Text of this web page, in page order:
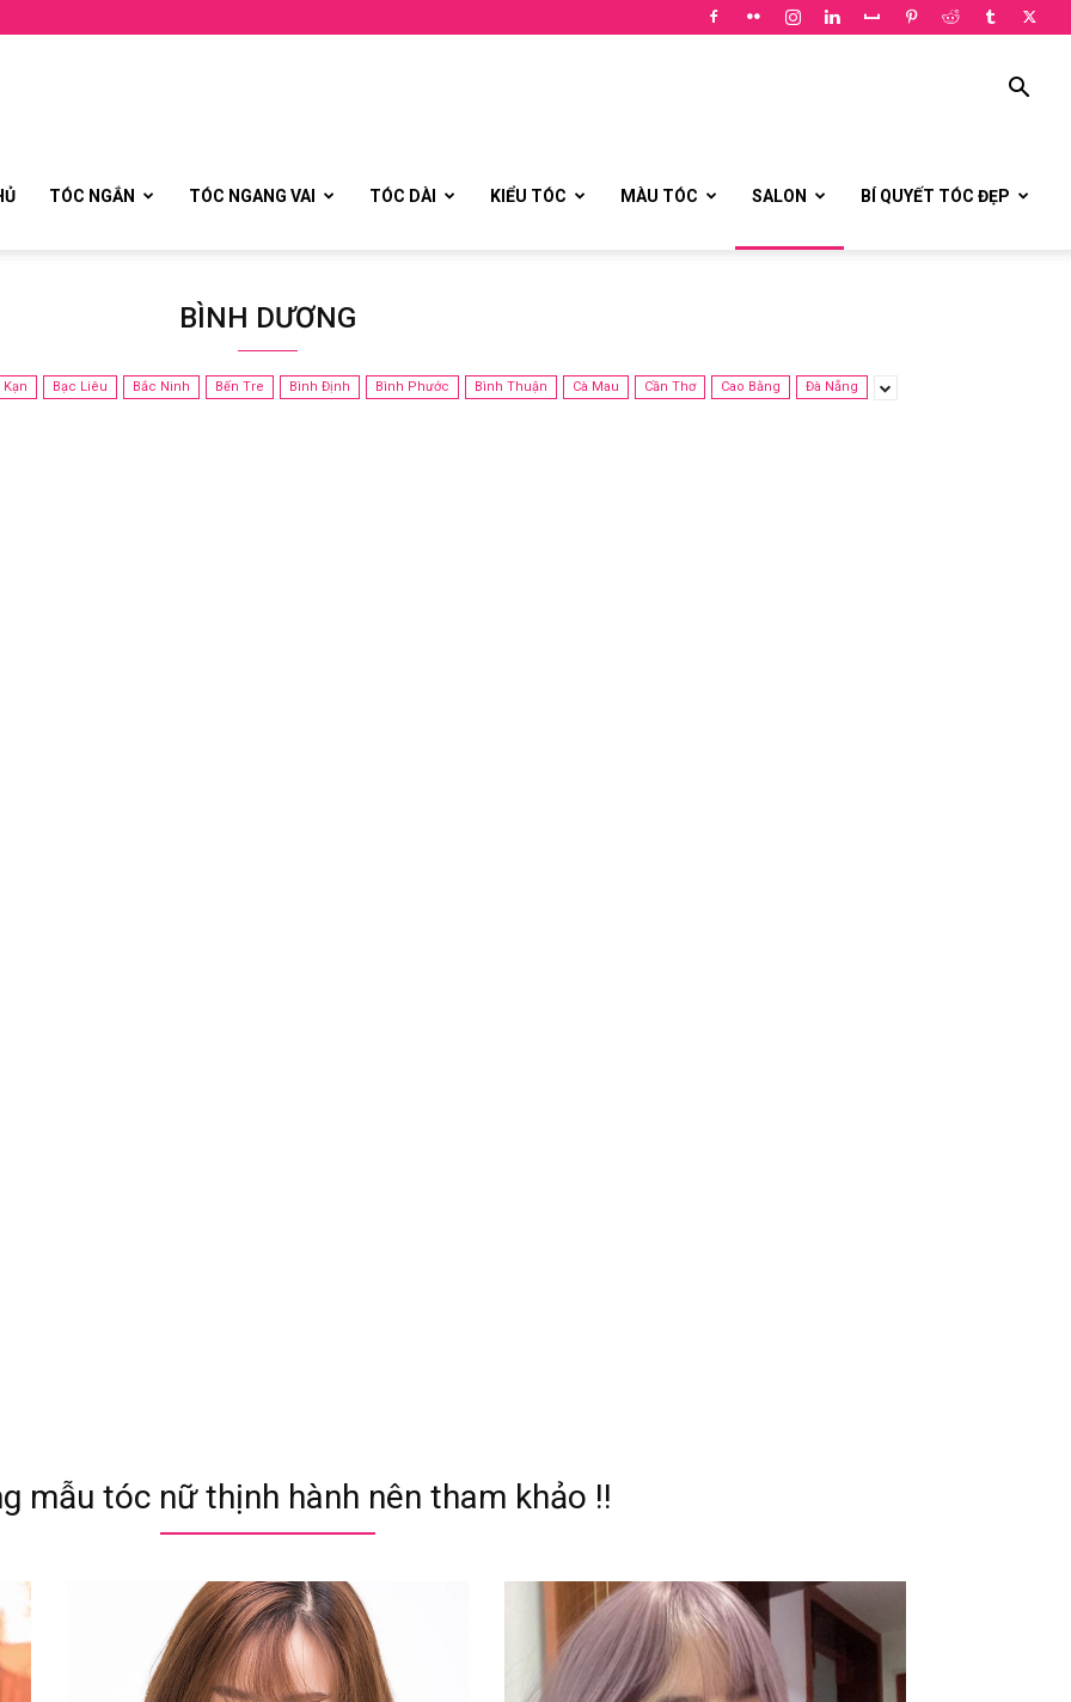
TÓC NGẮN TÓC NGANG VAI TÓC DÀI KIỂU TÓC MÀU TÓC SALON BÍ QUYẾT TÓC ĐẸP
BÌNH DƯƠNG
Kạn Bạc Liêu Bắc Ninh Bến Tre Bình Định Bình Phước Bình Thuận Cà Mau Cần Thơ Cao Bằng Đà Nẵng
mẫu tóc nữ thịnh hành nên tham khảo !!